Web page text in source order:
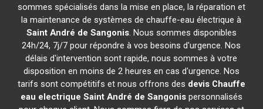
sommes spécialisés dans la mise en place, la réparation et
la maintenance de systèmes de chauffe-eau électrique à
Saint André de Sangonis. Nous sommes disponibles
24h/24, 7j/7 pour répondre à vos besoins d'urgence. Nos
délais d'intervention sont rapide, nous sommes à votre
disposition en moins de 2 heures en cas d'urgence. Nos
tarifs sont compétitifs et nous offrons des devis Chauffe
eau electrique Saint André de Sangonispersonnalisés